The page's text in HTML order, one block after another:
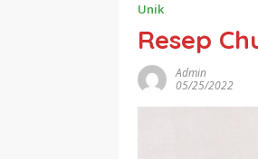
Unik
Resep
Admin
05/25/2022